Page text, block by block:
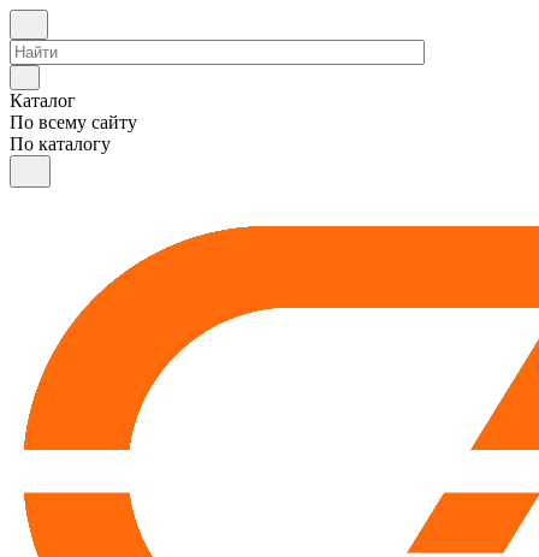
Каталог
По всему сайту
По каталогу